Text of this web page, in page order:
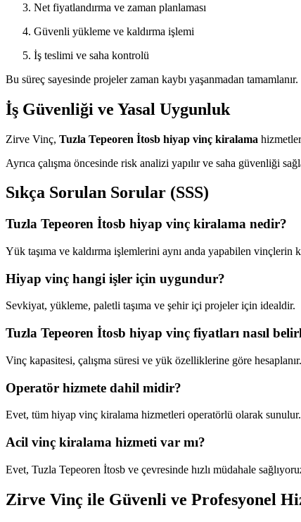
Net fiyatlandırma ve zaman planlaması
Güvenli yükleme ve kaldırma işlemi
İş teslimi ve saha kontrolü
Bu süreç sayesinde projeler zaman kaybı yaşanmadan tamamlanır.
İş Güvenliği ve Yasal Uygunluk
Zirve Vinç, Tuzla Tepeoren İtosb hiyap vinç kiralama
Ayrıca çalışma öncesinde risk analizi yapılır ve saha güvenliği
Sıkça Sorulan Sorular (SSS)
Tuzla Tepeoren İtosb hiyap vinç kiralama nedir?
Yük taşıma ve kaldırma işlemlerini aynı anda yapabilen vinçlerin
Hiyap vinç hangi işler için uygundur?
Sevkiyat, yükleme, paletli taşıma ve şehir içi projeler için idealdir.
Tuzla Tepeoren İtosb hiyap vinç fiyatları nasıl
Vinç kapasitesi, çalışma süresi ve yük özelliklerine göre hesaplanır.
Operatör hizmete dahil midir?
Evet, tüm hiyap vinç kiralama hizmetleri operatörlü olarak sunulur.
Acil vinç kiralama hizmeti var mı?
Evet, Tuzla Tepeoren İtosb ve çevresinde hızlı müdahale
Zirve Vinç ile Güvenli ve Profesyonel